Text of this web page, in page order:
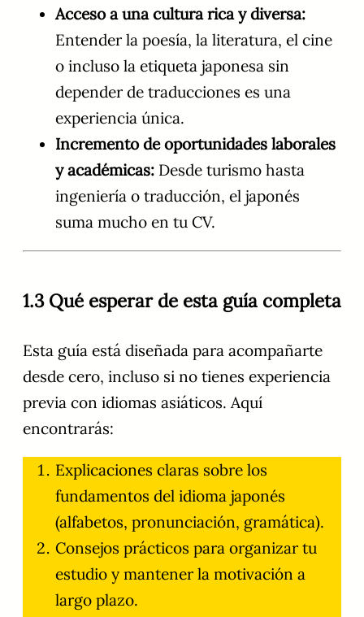
Acceso a una cultura rica y diversa:
Entender la poesía, la literatura, el cine
o incluso la etiqueta japonesa sin
depender de traducciones es una
experiencia única.
Incremento de oportunidades laborales
y académicas: Desde turismo hasta
ingeniería o traducción, el japonés
suma mucho en tu CV.
1.3 Qué esperar de esta guía completa
Esta guía está diseñada para acompañarte
desde cero, incluso si no tienes experiencia
previa con idiomas asiáticos. Aquí
encontrarás:
Explicaciones claras sobre los
fundamentos del idioma japonés
(alfabetos, pronunciación, gramática).
Consejos prácticos para organizar tu
estudio y mantener la motivación a
largo plazo.